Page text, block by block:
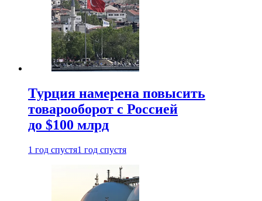
Турция намерена повысить
товарооборот с Россией
до $100 млрд
1 год спустя1 год спустя